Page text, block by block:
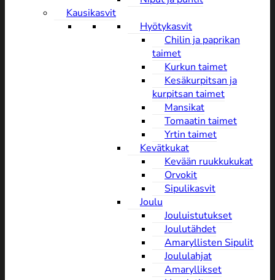
Kausikasvit
Hyötykasvit
Chilin ja paprikan
taimet
Kurkun taimet
Kesäkurpitsan ja
kurpitsan taimet
Mansikat
Tomaatin taimet
Yrtin taimet
Kevätkukat
Kevään ruukkukukat
Orvokit
Sipulikasvit
Joulu
Jouluistutukset
Joulutähdet
Amaryllisten Sipulit
Joululahjat
Amaryllikset